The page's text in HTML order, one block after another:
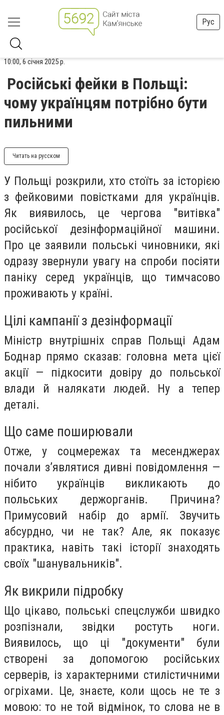
Рус
10:00, 6 січня 2025 р.
Російські фейки в Польщі:
чому українцям потрібно бути
пильними
Читать на русском
У Польщі розкрили, хто стоїть за історією
з фейковими повістками для українців.
Як виявилось, це чергова "витівка"
російської дезінформаційної машини.
Про це заявили польські чиновники, які
одразу звернули увагу на спроби посіяти
паніку серед українців, що тимчасово
проживають у країні.
Цілі кампанії з дезінформації
Міністр внутрішніх справ Польщі Адам
Боднар прямо сказав: головна мета цієї
акції — підкосити довіру до польської
влади й налякати людей. Ну а тепер
деталі.
Що саме поширювали
Отже, у соцмережах та месенджерах
почали з’являтися дивні повідомлення —
нібито українців викликають до
польських держорганів. Причина?
Примусовий набір до армії. Звучить
абсурдно, чи не так? Але, як показує
практика, навіть такі історії знаходять
своїх "шанувальників".
Як викрили підробку
Що цікаво, польські спецслужби швидко
розпізнали, звідки ростуть ноги.
Виявилось, що ці "документи" були
створені за допомогою російських
серверів, із характерними стилістичними
огріхами. Це, знаєте, коли щось не те з
мовою: то не той відмінок, то слова не в